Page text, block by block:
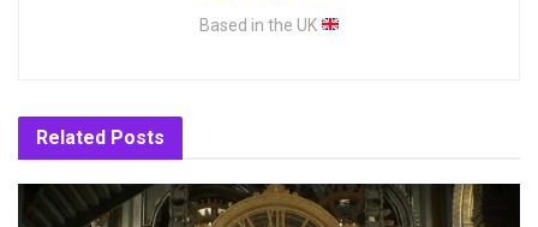
Based in the UK
Related Posts